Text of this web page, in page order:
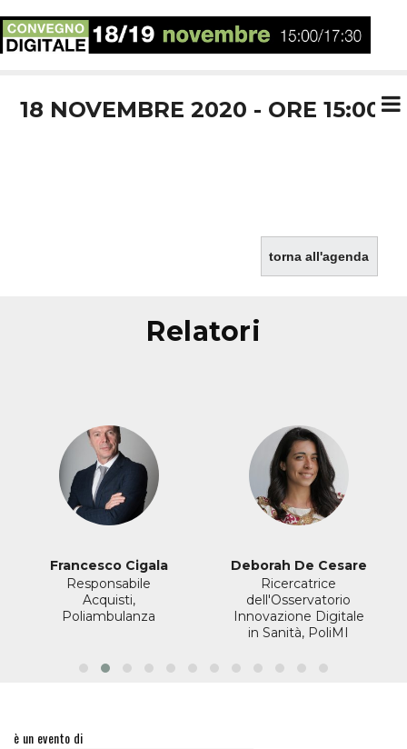
18 NOVEMBRE 2020 - ORE 15:00
torna all'agenda
relatori
Francesco Cigala
Responsabile
Acquisti,
Poliambulanza
Deborah De Cesare
Ricercatrice
dell'Osservatorio
Innovazione Digitale
in Sanità, PoliMI
è un evento di